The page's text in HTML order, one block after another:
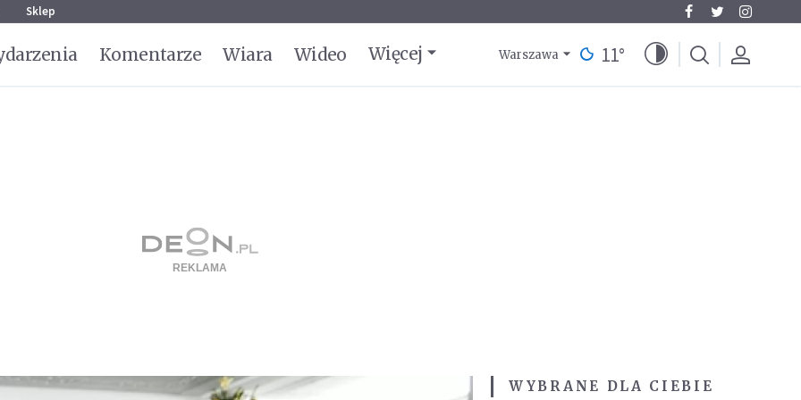
Sklep
Komentarze Wiara Wideo Więcej Warszawa 11°
WYBRANE DLA CIEBIE